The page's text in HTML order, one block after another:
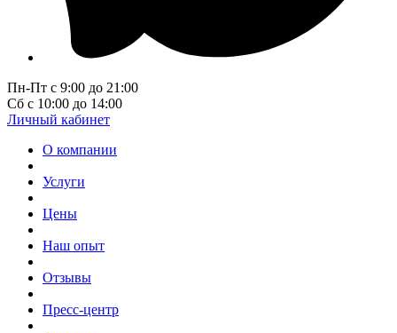
Пн-Пт с 9:00 до 21:00
Сб с 10:00 до 14:00
Личный кабинет
О компании
Услуги
Цены
Наш опыт
Отзывы
Пресс-центр